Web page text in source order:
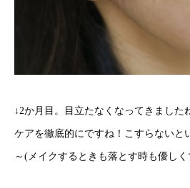
↓2か月目。目立たなくなってきました
ケアを徹底的にですね！こすらないと
～(メイクするときも落とす時も優しく